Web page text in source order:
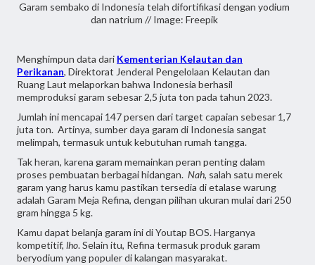
Garam sembako di Indonesia telah difortifikasi dengan yodium
dan natrium // Image: Freepik
Menghimpun data dari Kementerian Kelautan dan
Perikanan, Direktorat Jenderal Pengelolaan Kelautan dan
Ruang Laut melaporkan bahwa Indonesia berhasil
memproduksi garam sebesar 2,5 juta ton pada tahun 2023.
Jumlah ini mencapai 147 persen dari target capaian sebesar 1,7
juta ton. Artinya, sumber daya garam di Indonesia sangat
melimpah, termasuk untuk kebutuhan rumah tangga.
Tak heran, karena garam memainkan peran penting dalam
proses pembuatan berbagai hidangan. Nah, salah satu merek
garam yang harus kamu pastikan tersedia di etalase warung
adalah Garam Meja Refina, dengan pilihan ukuran mulai dari 250
gram hingga 5 kg.
Kamu dapat belanja garam ini di Youtap BOS. Harganya
kompetitif, lho. Selain itu, Refina termasuk produk garam
beryodium yang populer di kalangan masyarakat.